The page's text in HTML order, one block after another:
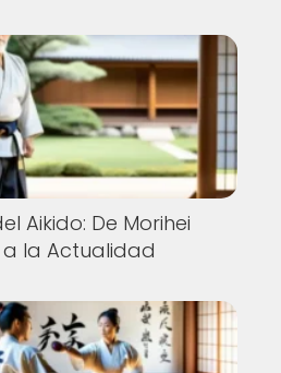
Aikido: De Morihei
a la Actualidad